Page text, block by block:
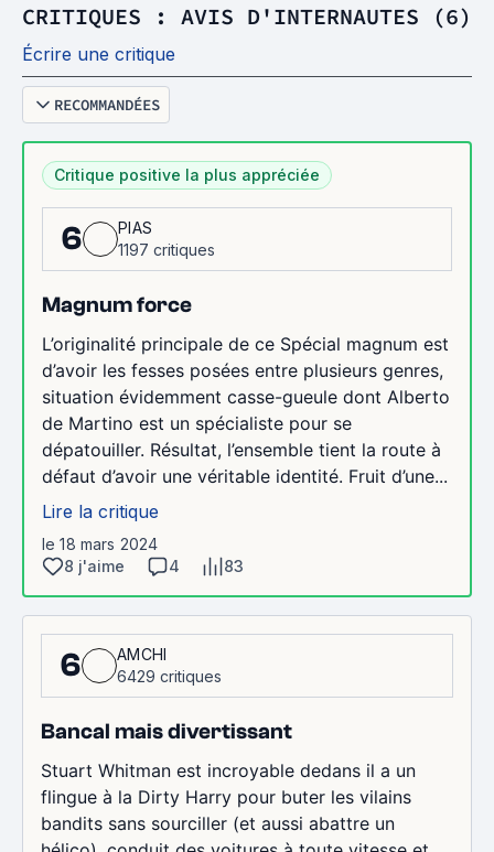
CRITIQUES : AVIS D'INTERNAUTES (6)
Écrire une critique
RECOMMANDÉES
Critique positive la plus appréciée
6
PIAS
1197 critiques
Magnum force
L’originalité principale de ce Spécial magnum est
d’avoir les fesses posées entre plusieurs genres,
situation évidemment casse-gueule dont Alberto
de Martino est un spécialiste pour se
dépatouiller. Résultat, l’ensemble tient la route à
défaut d’avoir une véritable identité. Fruit d’une...
Lire la critique
le 18 mars 2024
8 j'aime
4 83
6
AMCHI
6429 critiques
Bancal mais divertissant
Stuart Whitman est incroyable dedans il a un
flingue à la Dirty Harry pour buter les vilains
bandits sans sourciller (et aussi abattre un